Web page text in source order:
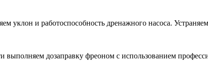
уклон и работоспособность дренажного насоса.
выполняем дозаправку фреоном с использованием